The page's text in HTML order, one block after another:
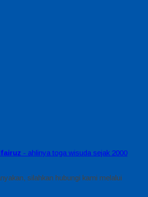
- ahlinya toga wisuda sejak 2000
silahkan hubungi kami melalui